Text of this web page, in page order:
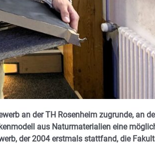
an der TH Rosenheim zugrunde, an
aus Naturmaterialien eine
der 2004 erstmals stattfand, die